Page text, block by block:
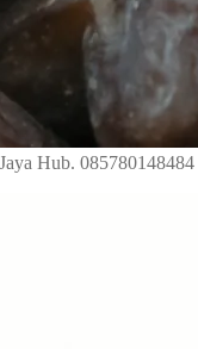
Hub. 085780148484